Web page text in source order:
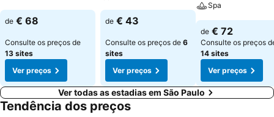
de € 68
Consulte os preços de
13 sites
Ver preços
de € 43
Consulte os preços de 6
sites
Ver preços
Spa
de € 72
Consulte os preços
14 sites
Ver preços
Ver todas as estadias em São Paulo
Tendência dos preços